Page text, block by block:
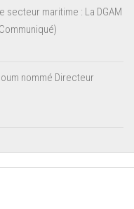
secteur maritime : La DGAM
nommé Directeur